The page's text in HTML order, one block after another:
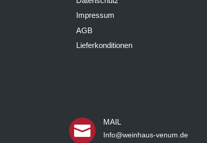
Impressum
AGB
Lieferkonditionen

MAIL
Info@weinhaus-venum.de